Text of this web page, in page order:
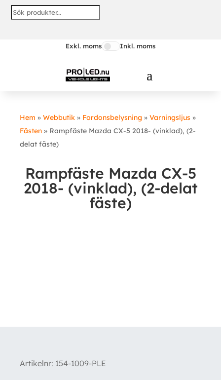
Exkl. moms Inkl. moms
Hem » Webbutik » Fordonsbelysning » Varningsljus »
Fästen » Rampfäste Mazda CX-5 2018- (vinklad), (2-
delat fäste)
Rampfäste Mazda CX-5
2018- (vinklad), (2-delat
fäste)
Artikelnr: 154-1009-PLE